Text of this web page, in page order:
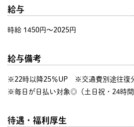
給与
時給 1450円〜2025円
給与備考
※22時以降25％UP ※交通費別途往復
※毎日が日払い対象◎（土日祝・24時間
待遇・福利厚生